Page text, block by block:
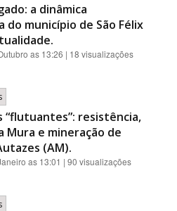
a dinâmica
do município de São Félix
as 13:26 | 18 visualizações
resistência,
Mura e mineração de
(AM).
as 13:01 | 90 visualizações